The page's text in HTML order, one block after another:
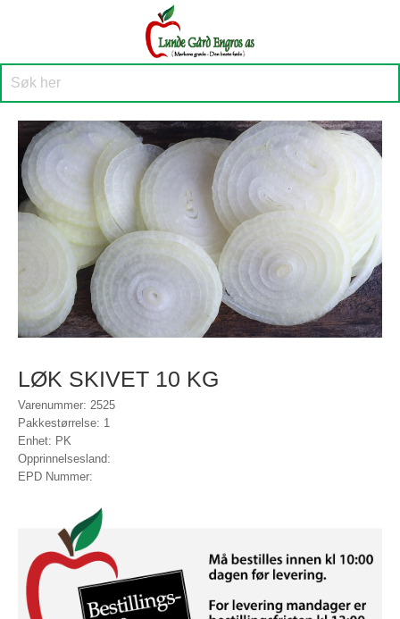
LØK SKIVET 10 KG
Varenummer: 2525
Pakkestørrelse: 1
Enhet: PK
Opprinnelsesland:
EPD Nummer: